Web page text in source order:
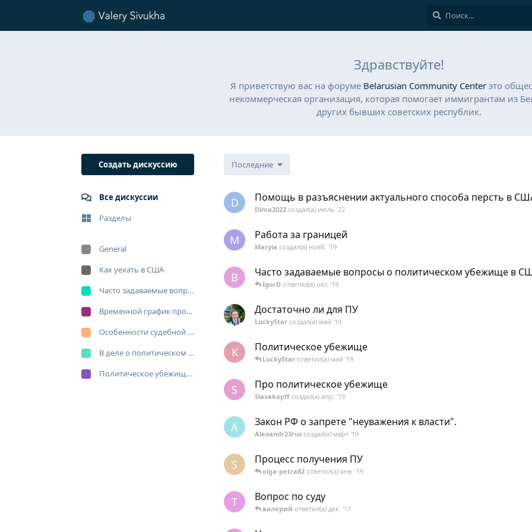
Здравствуйте!
Я приветствую вас на форуме Belarusian Community Centerэто
некоммерческая организация, которая помогает иммигрантам из
других бывших советских республик.
Создать дискуссию
Все дискуссии
Разделы
General
Как уехать в США
Часто задаваемые вопросы о политическом убежище
Временной график процесса получения политического убежища в США
Особенности судебной процедуры дела о политическом убежище
В деле о политическом убежище личность и опыт судьи имет принципиальное значение
Политическое убежище по «религиозной линии»
Последние
D Помощь в разъяснении актуального способа персть в
Dima2022 создал(а) июль '22
M Работа за границей
Maryia создал(а) нояб. '19
В Часто задаваемые вопросы о политическом убежище в
IgorD ответил(а) окт. '19
Достаточно ли для ПУ
LuckyStar создал(а) май '19
K Политическое убежище
LuckyStar ответил(а) май '19
S Про политическое убежище
Slavakopff создал(а) апр. '19
A Закон РФ о запрете "неуважения к власти".
Alexandr23rus создал(а) март '19
S Процесс получения ПУ
olga-petra82 ответил(а) янв. '19
T Вопрос по суду
вaлepий ответил(а) дек. '17